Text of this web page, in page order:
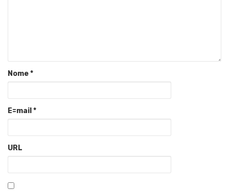
Nome*
E=mail *
URL